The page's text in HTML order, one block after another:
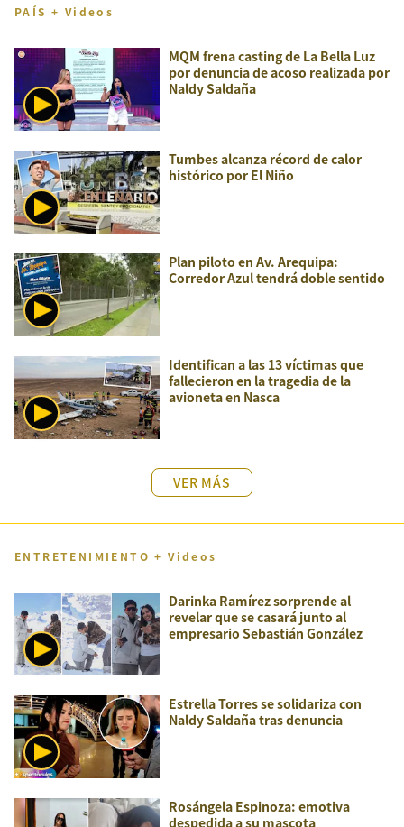
PAÍS + Videos
MQM frena casting de La Bella Luz
por denuncia de acoso realizada por
Naldy Saldaña
Tumbes alcanza récord de calor
histórico por El Niño
Plan piloto en Av. Arequipa:
Corredor Azul tendrá doble sentido
Identifican a las 13 víctimas que
fallecieron en la tragedia de la
avioneta en Nasca
VER MÁS
ENTRETENIMIENTO + Videos
Darinka Ramírez sorprende al
revelar que se casará junto al
empresario Sebastián González
Estrella Torres se solidariza con
Naldy Saldaña tras denuncia
Rosángela Espinoza: emotiva
despedida a su mascota